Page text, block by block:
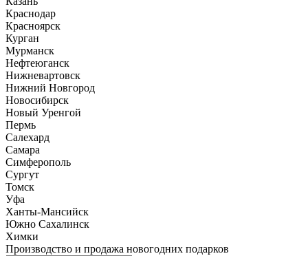
Краснодар
Красноярск
Курган
Мурманск
Нефтеюганск
Нижневартовск
Нижний Новгород
Новосибирск
Новый Уренгой
Пермь
Салехард
Самара
Симферополь
Сургут
Томск
Уфа
Ханты-Мансийск
Южно Сахалинск
Химки
Производство и продажа новогодних подарков